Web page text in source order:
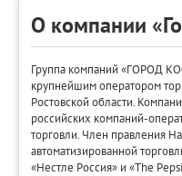
О компании
Группа компаний «ГОРОД
крупнейшим оператором
Ростовской области.
российских компаний-
торговли. Член правления
автоматизированной
«Нестле Россия» и «The